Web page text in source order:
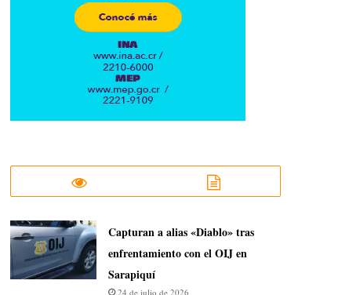
Capturan a alias «Diablo» tras
enfrentamiento con el OIJ en
Sarapiquí
24 de julio de 2026